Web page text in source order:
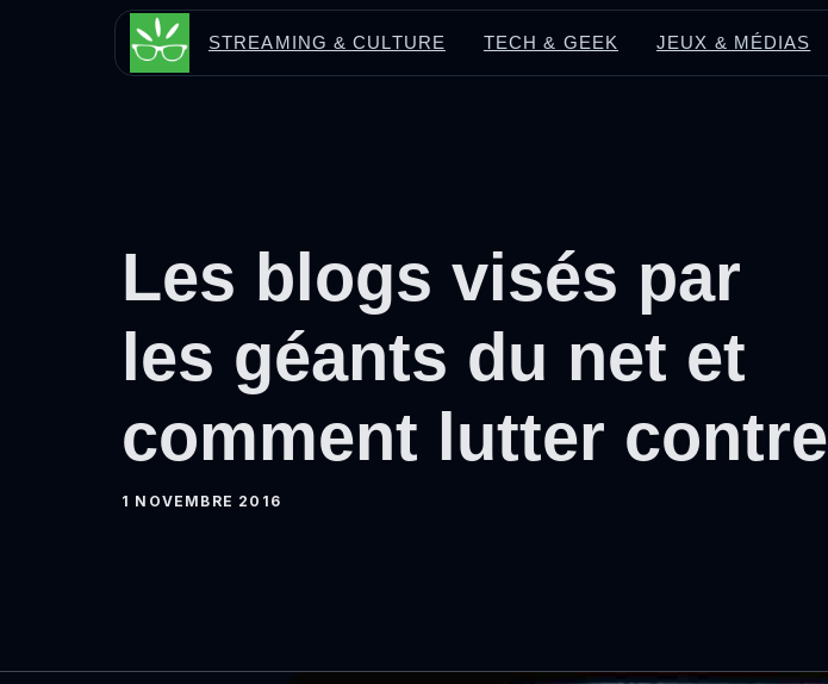
STREAMING & CULTURE TECH & GEEK JEUX & MÉDIAS
Les blogs visés par
les géants du net et
comment lutter contre
1 NOVEMBRE 2016